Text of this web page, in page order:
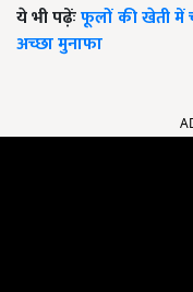
ये भी पढ़ेंःफूलों की खेती में
अच्छा मुनाफा